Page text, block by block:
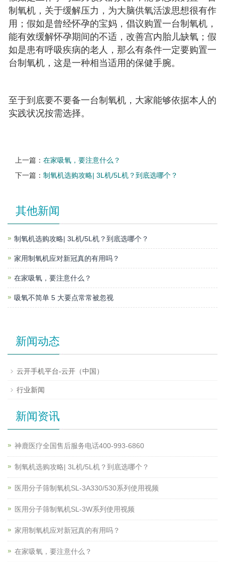
制氧机，关于缓解压力，为大脑供氧活泼思想很有作
用；假如是曾经怀孕的宝妈，倡议购置一台制氧机，
能有效缓解怀孕期间的不适，改善宫内胎儿缺氧；假
如是患有呼吸疾病的老人，那么有条件一定要购置一
台制氧机，这是一种相当适用的保健手腕。
至于到底要不要备一台制氧机，大家能够依据本人的
实践状况按需选择。
上一篇： 在家吸氧，要注意什么？
下一篇： 制氧机选购攻略| 3L机/5L机？到底选哪个？
其他新闻
制氧机选购攻略| 3L机/5L机？到底选哪个？
家用制氧机应对新冠真的有用吗？
在家吸氧，要注意什么？
吸氧不简单 5 大要点常常被忽视
新闻动态
云开手机平台-云开（中国）
行业新闻
新闻资讯
神鹿医疗全国售后服务电话400-993-6860
制氧机选购攻略| 3L机/5L机？到底选哪个？
医用分子筛制氧机SL-3A330/530系列使用视频
医用分子筛制氧机SL-3W系列使用视频
家用制氧机应对新冠真的有用吗？
在家吸氧，要注意什么？